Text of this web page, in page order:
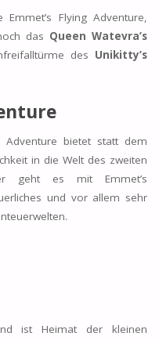
Flying Adventure,
das Queen Watevra’s
des Unikitty’s
Adventure bietet statt dem
in die Welt des zweiten
geht es mit Emmet’s
und vor allem sehr
ist Heimat der kleinen